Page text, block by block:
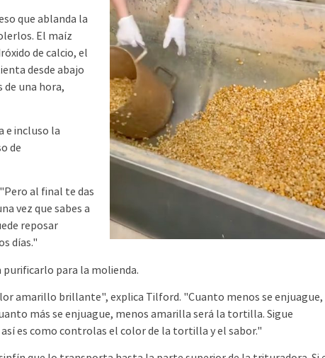
que ablanda la
El maíz
de calcio, el
desde abajo
de una hora,
e incluso la
de
al final te das
vez que sabes a
reposar
días."
para la molienda.
amarillo brillante", explica Tilford. "Cuanto menos se enjuague,
más se enjuague, menos amarilla será la tortilla. Sigue
es como controlas el color de la tortilla y el sabor."